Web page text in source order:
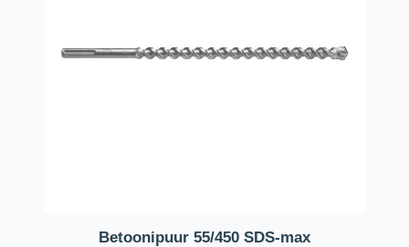
Betoonipuur 55/450 SDS-max